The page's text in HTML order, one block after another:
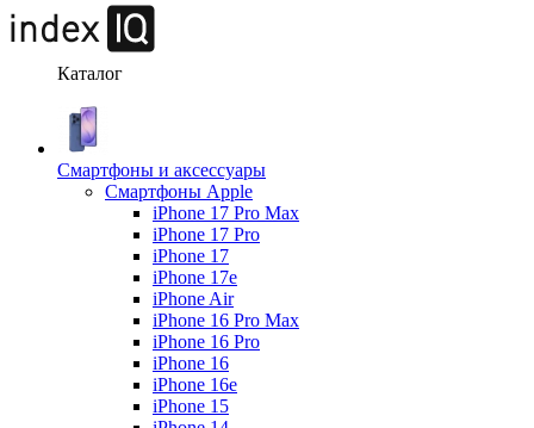
Каталог
Смартфоны и аксессуары
Смартфоны Apple
iPhone 17 Pro Max
iPhone 17 Pro
iPhone 17
iPhone 17e
iPhone Air
iPhone 16 Pro Max
iPhone 16 Pro
iPhone 16
iPhone 16e
iPhone 15